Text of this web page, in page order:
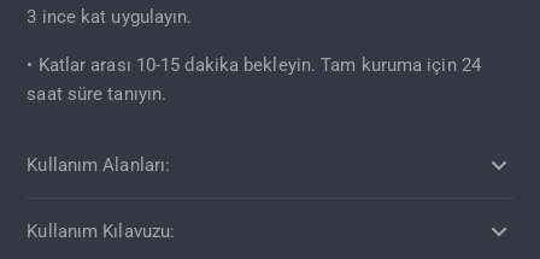
3 ince kat uygulayın.
• Katlar arası 10-15 dakika bekleyin. Tam kuruma için 24
saat süre tanıyın.
Kullanım Alanları:
Kullanım Kılavuzu: